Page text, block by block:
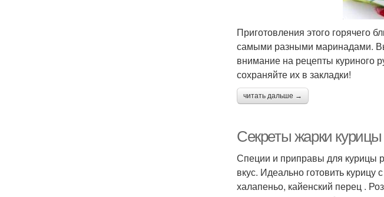
Приготовления этого горячего
самыми разными маринадами.
внимание на рецепты куриного
сохраняйте их в закладки!
читать дальше →
Секреты жарки курицы
Специи и приправы для курицы
вкус. Идеально готовить
халапеньо, кайенский перец .